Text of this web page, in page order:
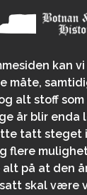
kan
måte,
alt stoff
år blir
tatt steget
flere
på at den
skal være